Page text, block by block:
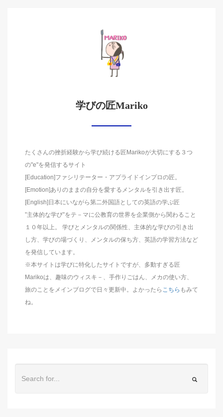
学びの匠Mariko
たくさんの挫折経験から学び続ける匠Marikoが大切にする３つ
の"e"を発信するサイト
[Education]ファシリテーター・アプライドインプロの匠。
[Emotion]ありのままの自分を愛するメンタルを引き出す匠。
[English]日本にいながら第二外国語としての英語の学ぶ匠
”主体的な学び”をテ－マに公教育の世界を企業側から関わること
１０年以上。 学びとメンタルの関係性、主体的な学びの引き出
し方、学びの場づくり、メンタルの保ち方、英語の学習方法など
を発信しています。
※本サイトは学びに特化したサイトですが、多動すぎる匠
Marikoは、趣味のウィスキ－、手作りごはん、メカの使い方、
旅のことをメインブログで日々更新中。よかったら こちら もみて
ね。